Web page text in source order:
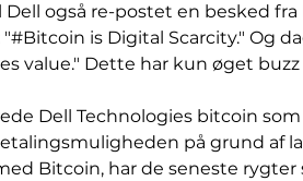
Dell også re-postet en besked
"#Bitcoin is Digital Scarcity." Og
value." Dette har kun øget
Dell Technologies bitcoin
på grund af
Bitcoin, har de seneste